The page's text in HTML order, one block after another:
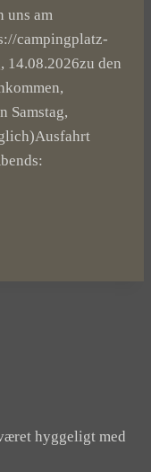
uns am
campingplatz-
14.08.2026zu den
Samstag,
hyggeligt med